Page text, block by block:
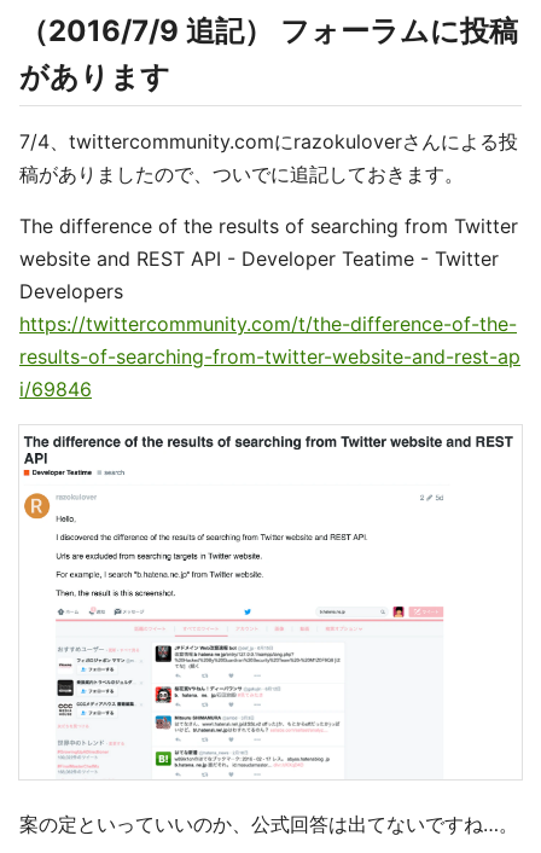
（2016/7/9 追記） フォーラムに投稿
があります
7/4、twittercommunity.comにrazokuloverさんによる投
稿がありましたので、ついでに追記しておきます。
The difference of the results of searching from Twitter
website and REST API - Developer Teatime - Twitter
Developers
https://twittercommunity.com/t/the-difference-of-the-
results-of-searching-from-twitter-website-and-rest-ap
i/69846
案の定といっていいのか、公式回答は出てないですね…。